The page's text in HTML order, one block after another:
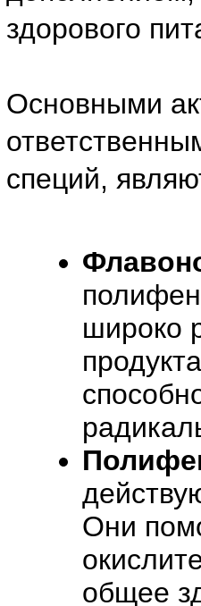
здорового
Основными
специй,
широко
Они
общее